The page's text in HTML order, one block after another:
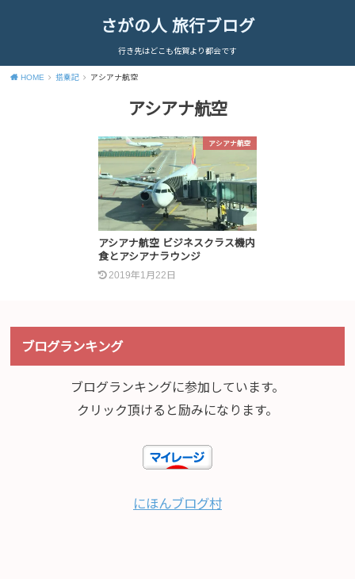
さがの人 旅行ブログ
行き先はどこも佐賀より都会です
HOME 搭乗記 アシアナ航空
アシアナ航空
アシアナ航空
アシアナ航空 ビジネスクラス機内
食とアシアナラウンジ
2019年1月22日
ブログランキング
ブログランキングに参加しています。
クリック頂けると励みになります。
にほんブログ村